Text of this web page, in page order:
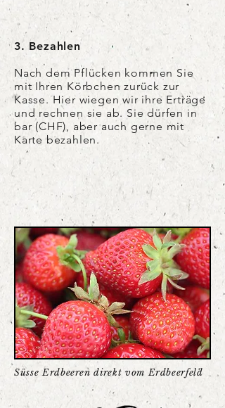
3. Bezahlen
Nach dem Pflücken kommen Sie
mit Ihren Körbchen zurück zur
Kasse. Hier wiegen wir ihre Erträge
und rechnen sie ab. Sie dürfen in
bar (CHF), aber auch gerne mit
Karte bezahlen.
Süsse Erdbeeren direkt vom Erdbeerfeld